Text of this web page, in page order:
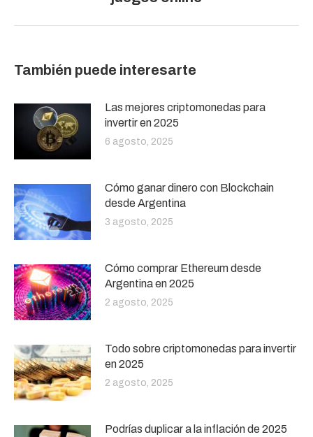
También puede interesarte
Las mejores criptomonedas para
invertir en 2025
6 agosto, 2025
Cómo ganar dinero con Blockchain
desde Argentina
3 agosto, 2025
Cómo comprar Ethereum desde
Argentina en 2025
2 agosto, 2025
Todo sobre criptomonedas para invertir
en 2025
2 agosto, 2025
Podrías duplicar a la inflación de 2025